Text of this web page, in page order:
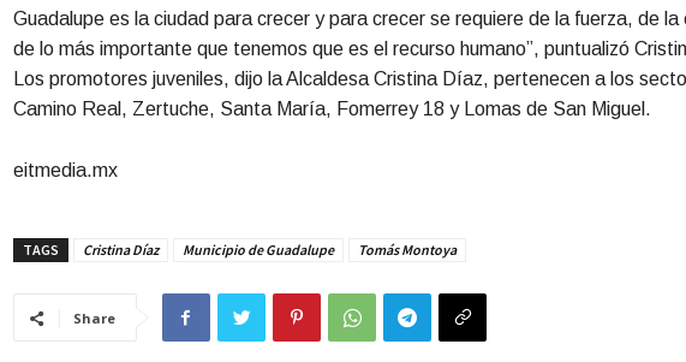
Guadalupe es la ciudad para crecer y para crecer se requiere de la fuerza, de la
de lo más importante que tenemos que es el recurso humano”, puntualizó
Los promotores juveniles, dijo la Alcaldesa Cristina Díaz, pertenecen a los
Camino Real, Zertuche, Santa María, Fomerrey 18 y Lomas de San Miguel.
eitmedia.mx
TAGS Cristina Díaz Municipio de Guadalupe Tomás Montoya
Share